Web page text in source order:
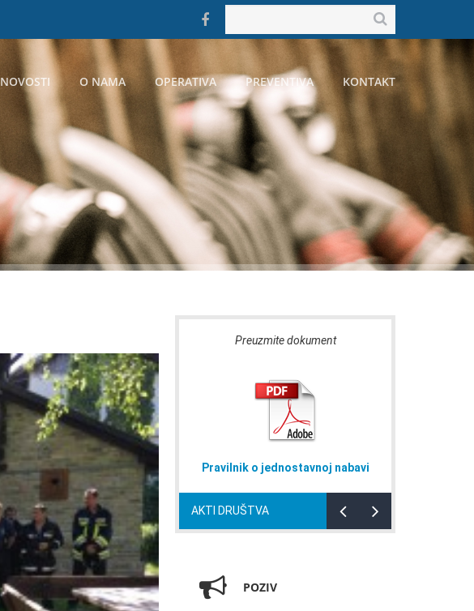
NOVOSTI O NAMA OPERATIVA PREVENTIVA KONTAKT
AKTI DRUŠTVA
Pravilnik o jednostavnoj nabavi
Preuzmite dokument
Naputak za domaćinstva
POZIV